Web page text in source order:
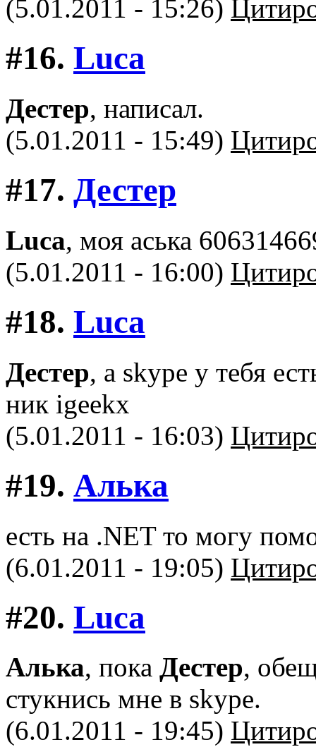
(5.01.2011 - 15:26)
#16. Luca
Дестер, написал.
(5.01.2011 - 15:49)
#17. Дестер
Luca, моя аська
(5.01.2011 - 16:00)
#18. Luca
Дестер, а skype у тебя
ник igeekx
(5.01.2011 - 16:03)
#19. Алька
есть на .NET то могу
(6.01.2011 - 19:05)
#20. Luca
Алька, пока Дестер,
стукнись мне в skype.
(6.01.2011 - 19:45)